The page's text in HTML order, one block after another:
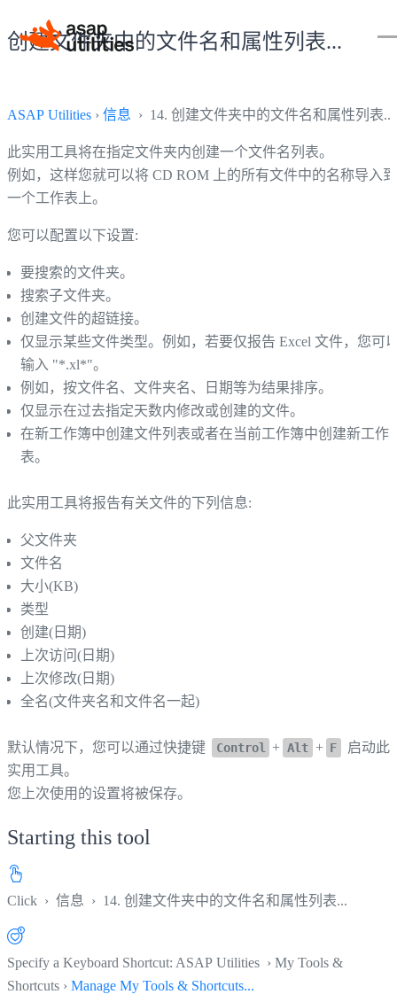
创建文件夹中的文件名和属性列表...
ASAP Utilities › 信息 › 14. 创建文件夹中的文件名和属性列表...
此实用工具将在指定文件夹内创建一个文件名列表。
例如，这样您就可以将 CD ROM 上的所有文件中的名称导入到
一个工作表上。
您可以配置以下设置:
要搜索的文件夹。
搜索子文件夹。
创建文件的超链接。
仅显示某些文件类型。例如，若要仅报告 Excel 文件，您可
输入 "*.xl*"。
例如，按文件名、文件夹名、日期等为结果排序。
仅显示在过去指定天数内修改或创建的文件。
在新工作簿中创建文件列表或者在当前工作簿中创建新工作
表。
此实用工具将报告有关文件的下列信息:
父文件夹
文件名
大小(KB)
类型
创建(日期)
上次访问(日期)
上次修改(日期)
全名(文件夹名和文件名一起)
默认情况下，您可以通过快捷键 Control + Alt + F
启动此
实用工具。
您上次使用的设置将被保存。
Starting this tool
Click › 信息 › 14. 创建文件夹中的文件名和属性列表...
Specify a Keyboard Shortcut: ASAP Utilities › My Tools &
Shortcuts › Manage My Tools & Shortcuts...